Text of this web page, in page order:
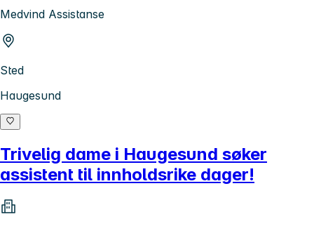
Medvind Assistanse
Sted
Haugesund
Trivelig dame i Haugesund søker
assistent til innholdsrike dager!